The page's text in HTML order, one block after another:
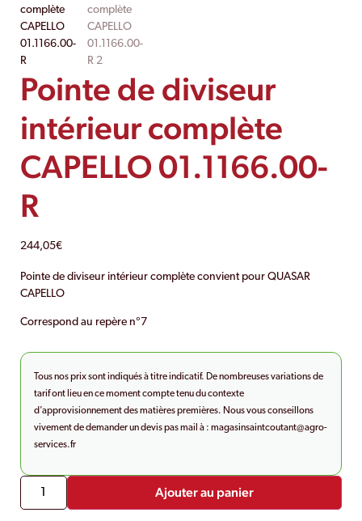
Pointe de diviseur
intérieur complète
CAPELLO 01.1166.00-
R
244,05€
Pointe de diviseur intérieur complète convient pour QUASAR
CAPELLO
Correspond au repère n°7
Tous nos prix sont indiqués à titre indicatif. De nombreuses variations de
tarif ont lieu en ce moment compte tenu du contexte
d’approvisionnement des matières premières. Nous vous conseillons
vivement de demander un devis pas mail à : magasinsaintcoutant@agro-
services.fr
Ajouter au panier